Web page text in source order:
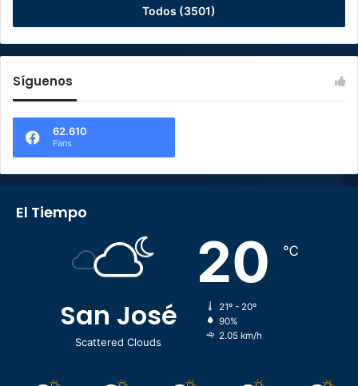
Todos (3501)
Síguenos
62.610
Fans
El Tiempo
San José
Scattered Clouds
20 ℃
21º - 20º
90%
2.05 km/h